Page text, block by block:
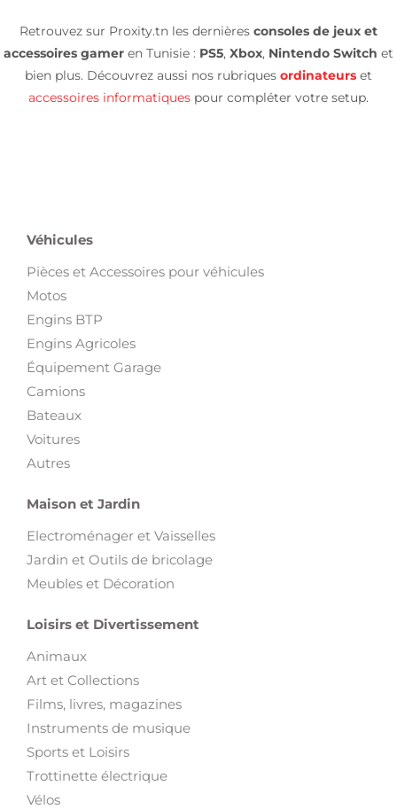
Retrouvez sur Proxity.tn les dernières consoles de jeux et
accessoires gamer en Tunisie : PS5, Xbox, Nintendo Switch et
bien plus. Découvrez aussi nos rubriques ordinateurs et
accessoires informatiques pour compléter votre setup.
Véhicules
Pièces et Accessoires pour véhicules
Motos
Engins BTP
Engins Agricoles
Équipement Garage
Camions
Bateaux
Voitures
Autres
Maison et Jardin
Electroménager et Vaisselles
Jardin et Outils de bricolage
Meubles et Décoration
Loisirs et Divertissement
Animaux
Art et Collections
Films, livres, magazines
Instruments de musique
Sports et Loisirs
Trottinette électrique
Vélos